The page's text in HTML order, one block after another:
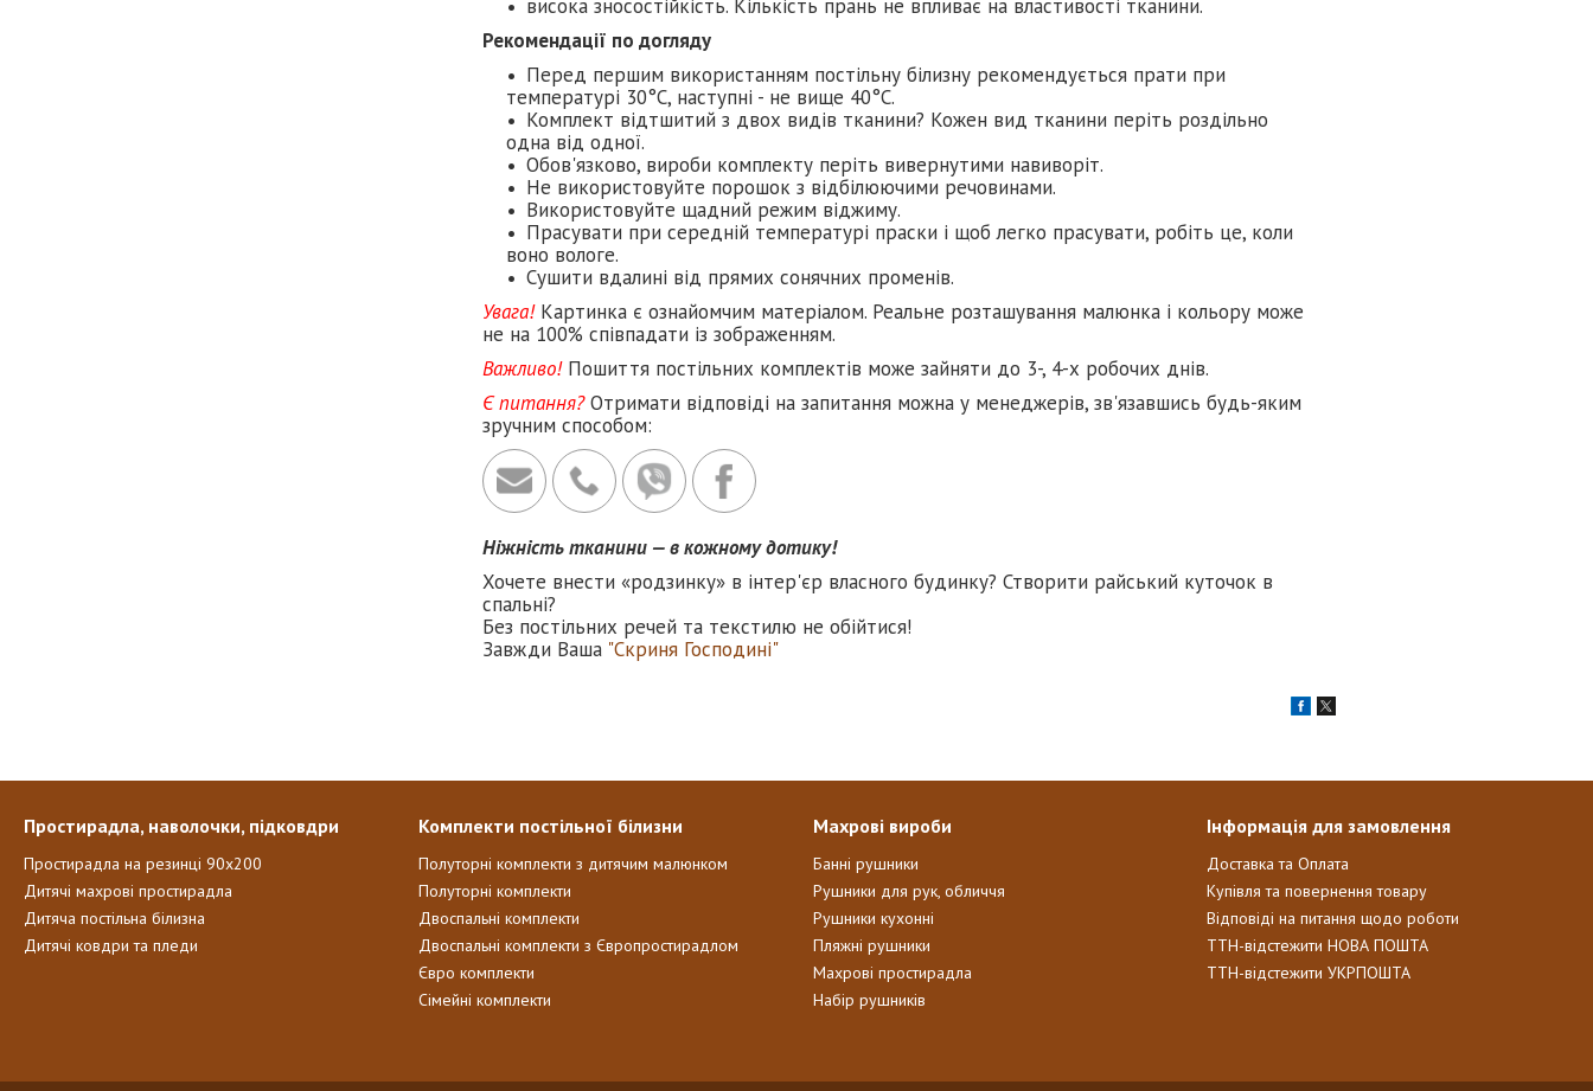
висока зносостійкість. Кількість прань не впливає на властивості тканини.
Рекомендації по догляду
Перед першим використанням постільну білизну рекомендується прати при
температурі 30°C, наступні - не вище 40°C.
Комплект відтшитий з двох видів тканини? Кожен вид тканини періть роздільно
одна від одної.
Обов'язково, вироби комплекту періть вивернутими навиворіт.
Не використовуйте порошок з відбілюючими речовинами.
Використовуйте щадний режим віджиму.
Прасувати при середній температурі праски і щоб легко прасувати, робіть це, коли
воно вологе.
Сушити вдалині від прямих сонячних променів.
Увага! Картинка є ознайомчим матеріалом. Реальне розташування малюнка і кольору може
не на 100% співпадати із зображенням.
Важливо! Пошиття постільних комплектів може зайняти до 3-, 4-х робочих днів.
Є питання?Отримати відповіді на запитання можна у менеджерів, зв'язавшись будь-яким
зручним способом:
Ніжність тканини — в кожному дотику!
Хочете внести «родзинку» в інтер'єр власного будинку? Створити райський куточок в
спальні?
Без постільних речей та текстилю не обійтися!
Завжди Ваша "Скриня Господині"
Простирадла, наволочки, підковдри
Простирадла на резинці 90х200
Дитячі махрові простирадла
Дитяча постільна білизна
Дитячі ковдри та пледи
Комплекти постільної білизни
Полуторні комплекти з дитячим малюнком
Полуторні комплекти
Двоспальні комплекти
Двоспальні комплекти з Європростирадлом
Євро комплекти
Сімейні комплекти
Махрові вироби
Банні рушники
Рушники для рук, обличчя
Рушники кухонні
Пляжні рушники
Махрові простирадла
Набір рушників
Інформація для замовлення
Доставка та Оплата
Купівля та повернення товару
Відповіді на питання щодо роботи
ТТН-відстежити НОВА ПОШТА
ТТН-відстежити УКРПОШТА